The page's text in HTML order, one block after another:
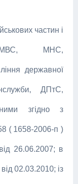
частин і
МВС, МНС,
державної
ДПтС,
згідно з
( 1658-2006-п )
26.06.2007; в
02.03.2010; із